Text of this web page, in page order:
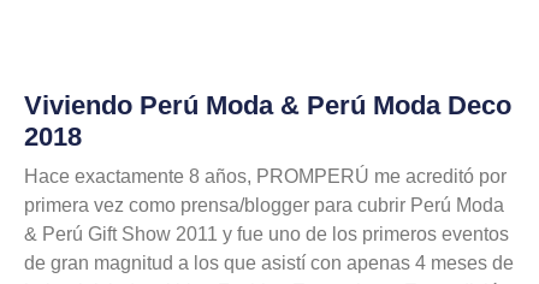
Viviendo Perú Moda & Perú Moda Deco
2018
Hace exactamente 8 años, PROMPERÚ me acreditó por
primera vez como prensa/blogger para cubrir Perú Moda
& Perú Gift Show 2011 y fue uno de los primeros eventos
de gran magnitud a los que asistí con apenas 4 meses de